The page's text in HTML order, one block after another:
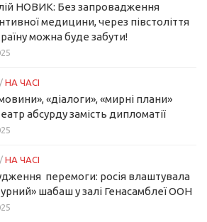
НОВИК: Без запровадження
медицини, через півстоліття
можна буде забути!
/ НА ЧАСІ
«діалоги», «мирні плани»
абсурду замість дипломатії
/ НА ЧАСІ
перемоги: росія влаштувала
шабаш у залі Генасамблеї ООН